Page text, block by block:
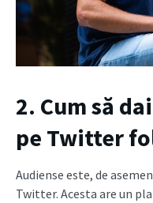
2. Cum să
pe Twitter
Audiense este, de
Twitter. Acesta are un